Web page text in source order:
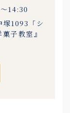
14:30
塚1093「シ
子教室』